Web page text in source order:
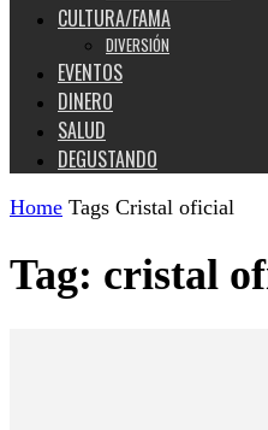
CULTURA/FAMA
DIVERSIÓN
EVENTOS
DINERO
SALUD
DEGUSTANDO
Home Tags Cristal oficial
Tag: cristal